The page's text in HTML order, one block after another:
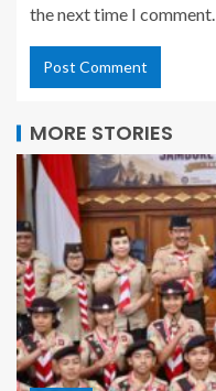
the next time I comment.
MORE STORIES